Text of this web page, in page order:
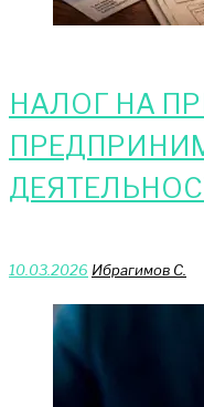
НАЛОГ НА
10.03.2026 Ибрагимов С.